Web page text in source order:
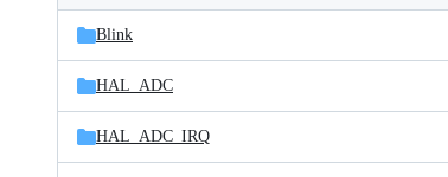
and
files
Latest
commit
Blink
HAL_ADC
HAL_ADC_IRQ